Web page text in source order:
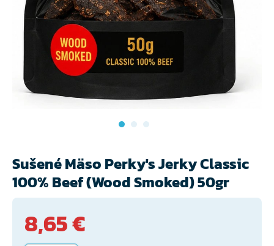
Sušené Mäso Perky's Jerky Classic
100% Beef (Wood Smoked) 50gr
8,65 €